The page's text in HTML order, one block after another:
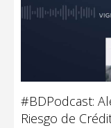
#BDPodcast:
Riesgo de